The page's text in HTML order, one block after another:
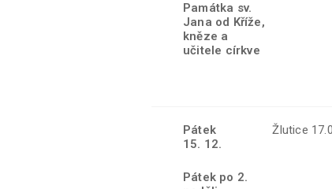
Památka sv.
Jana od Kříže,
kněze a
učitele církve
Pátek
15. 12.
Pátek po 2.
Žlutice